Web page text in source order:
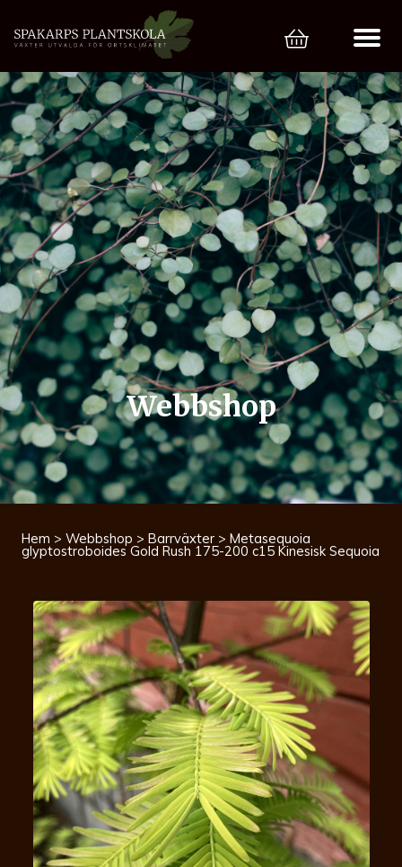
Webbshop
Hem > Webbshop > Barrväxter > Metasequoia
glyptostroboides Gold Rush 175-200 c15 Kinesisk Sequoia